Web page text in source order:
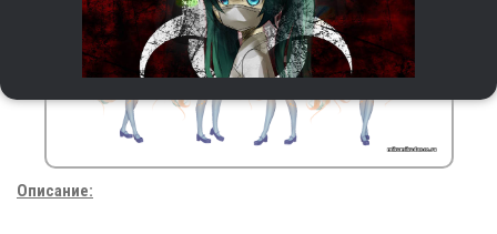
Регулярно мойте руки с мылом и водой или
Описание: